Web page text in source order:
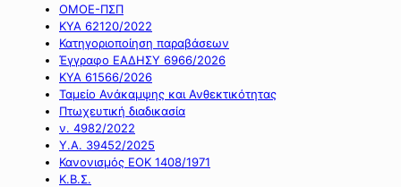
ΟΜΟΕ-ΠΣΠ
ΚΥΑ 62120/2022
Κατηγοριοποίηση παραβάσεων
Έγγραφο ΕΑΔΗΣΥ 6966/2026
ΚΥΑ 61566/2026
Ταμείο Ανάκαμψης και Ανθεκτικότητας
Πτωχευτική διαδικασία
ν. 4982/2022
Υ.Α. 39452/2025
Κανονισμός ΕΟΚ 1408/1971
Κ.Β.Σ.